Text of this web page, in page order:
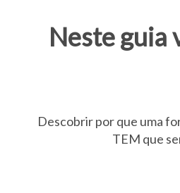
Neste guia
Descobrir por que uma
TEM que